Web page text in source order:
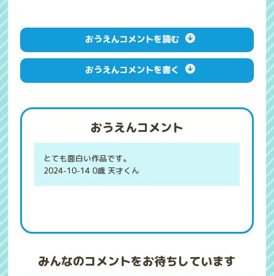
おうえんコメントを読む
おうえんコメントを書く
おうえんコメント
とても面白い作品です。
2024-10-14 0歳 天才くん
みんなのコメントをお待ちしています